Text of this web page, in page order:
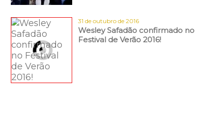
31 de outubro de 2016
Wesley Safadão confirmado no
Festival de Verão 2016!